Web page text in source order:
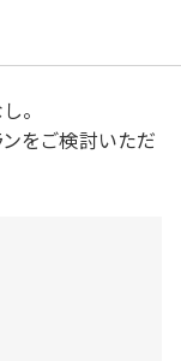
。
をご検討いただ